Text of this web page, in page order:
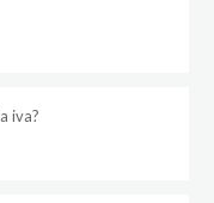
iva?